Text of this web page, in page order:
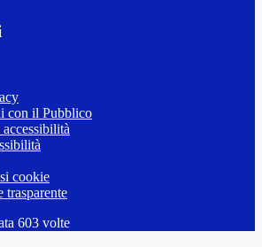
con il Pubblico
cookie
trasparente
603 volte